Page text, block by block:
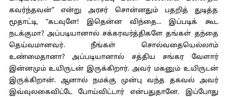
கவர்ந்தவன்” என்று அரசர் சொன்னதும் பதறித் துடித்த
மூதாட்டி, “கடவுளே! இதென்ன விந்தை... இப்படிக் கூட
நடக்குமா? அப்படியானால் சக்கரவர்த்திகளே தங்கள் தந்தை
தெய்வமானவர். நீங்கள் சொல்வதையெல்லாம்
உண்மைதானா? அப்படியானால் சத்திய சங்கர வேளார்
இன்னமும் உயிருடன் இருக்கிறார். அவர் மகனும் உயிருடன்
இருக்கிறான். ஆனால் நமக்கு முன்பு வந்த தகவல் அவர்
இவ்வுலகைவிட்டே போய்விட்டார் என்பதுதானே. இப்போது